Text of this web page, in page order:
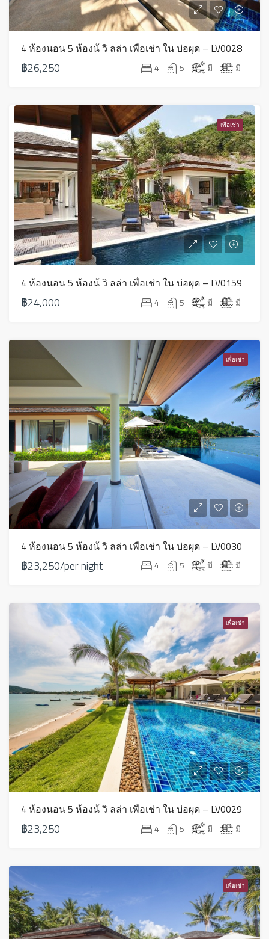
4 ห้องนอน 5 ห้องน้ วิ ลล่า เพื่อเช่า ใน บ่อผุด – LV0028
฿26,250 4 5 มี มี
เพื่อเช่า
4 ห้องนอน 5 ห้องน้ วิ ลล่า เพื่อเช่า ใน บ่อผุด – LV0159
฿24,000 4 5 มี มี
เพื่อเช่า
4 ห้องนอน 5 ห้องน้ วิ ลล่า เพื่อเช่า ใน บ่อผุด – LV0030
฿23,250/per night 4 5 มี มี
เพื่อเช่า
4 ห้องนอน 5 ห้องน้ วิ ลล่า เพื่อเช่า ใน บ่อผุด – LV0029
฿23,250 4 5 มี มี
เพื่อเช่า